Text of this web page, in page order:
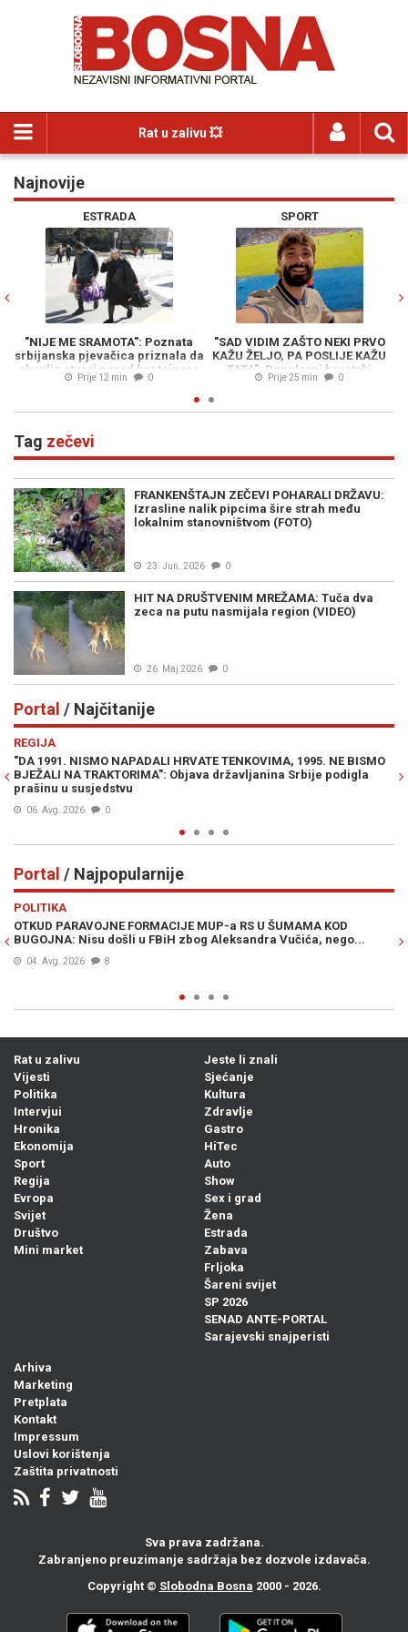
Rat u zalivu 💥
Najnovije
ESTRADA
"NIJE ME SRAMOTA": Poznata
srbijanska pjevačica priznala da
skuplja stvari pored kontejnera
Prije 12 min 0
SPORT
"SAD VIDIM ZAŠTO NEKI PRVO
KAŽU ŽELJO, PA POSLIJE KAŽU
TATA": Popularni hrvatski
Youtuber oduševljen
Prije 25 min 0
Tag zečevi
FRANKENŠTAJN ZEČEVI POHARALI DRŽAVU:
Izrasline nalik pipcima šire strah među
lokalnim stanovništvom (FOTO)
23. Jun. 2026 0
HIT NA DRUŠTVENIM MREŽAMA: Tuča dva
zeca na putu nasmijala region (VIDEO)
26. Maj 2026 0
Portal / Najčitanije
REGIJA
"DA 1991. NISMO NAPADALI HRVATE TENKOVIMA, 1995. NE BISMO
BJEŽALI NA TRAKTORIMA": Objava državljanina Srbije podigla
prašinu u susjedstvu
06. Avg. 2026 0
Portal / Najpopularnije
POLITIKA
OTKUD PARAVOJNE FORMACIJE MUP-a RS U ŠUMAMA KOD
BUGOJNA: Nisu došli u FBiH zbog Aleksandra Vučića, nego...
04. Avg. 2026 8
Rat u zalivu
Vijesti
Politika
Intervjui
Hronika
Ekonomija
Sport
Regija
Evropa
Svijet
Društvo
Mini market
Jeste li znali
Sjećanje
Kultura
Zdravlje
Gastro
HiTec
Auto
Show
Sex i grad
Žena
Estrada
Zabava
Frljoka
Šareni svijet
SP 2026
SENAD ANTE-PORTAL
Sarajevski snajperisti
Arhiva
Marketing
Pretplata
Kontakt
Impressum
Uslovi korištenja
Zaštita privatnosti
Sva prava zadržana.
Zabranjeno preuzimanje sadržaja bez dozvole izdavača.
Copyright © Slobodna Bosna 2000 - 2026.